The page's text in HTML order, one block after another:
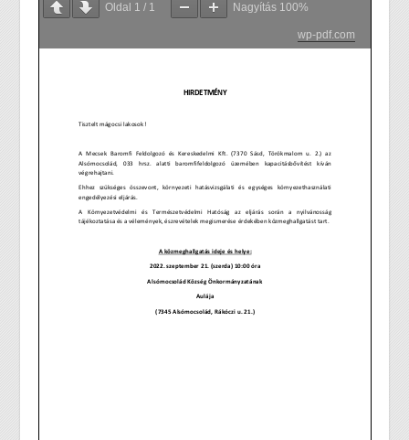
Oldal 1 / 1 Nagyítás 100%
wp-pdf.com